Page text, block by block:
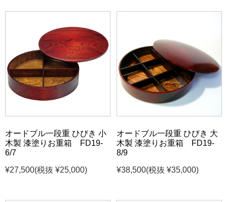
オードブル一段重 ひびき 小
木製 漆塗りお重箱 FD19-
6/7
¥27,500(税抜 ¥25,000)
オードブル一段重 ひびき 大
木製 漆塗りお重箱 FD19-
8/9
¥38,500(税抜 ¥35,000)